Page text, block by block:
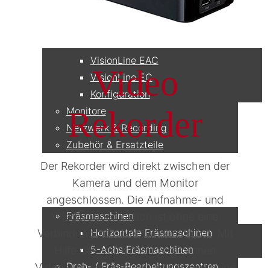
Kamerasysteme
VisionLine EAC
VisionLine EC
Konfiguration
Monitore
Netzwerk & Recording
Zubehör & Ersatzteile
Anwendungen
Fräsmaschinen
Horizontale Fräsmaschinen
5-Achs Fräsmaschinen
Video
Rekorder
Der Rekorder wird direkt zwischen der
Kamera und dem Monitor
angeschlossen. Die Aufnahme- und
Wiedergabefunktion ist ohne eine
Verbindung zum Netzwerk möglich. Mit
Hilfe des Videorekorders können